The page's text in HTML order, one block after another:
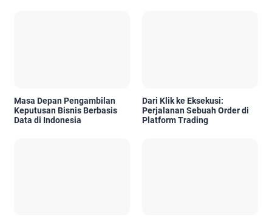
Masa Depan Pengambilan
Keputusan Bisnis Berbasis
Data di Indonesia
Dari Klik ke Eksekusi:
Perjalanan Sebuah Order di
Platform Trading